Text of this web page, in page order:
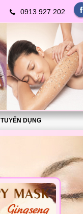
0913 927 202
TUYỂN DỤNG